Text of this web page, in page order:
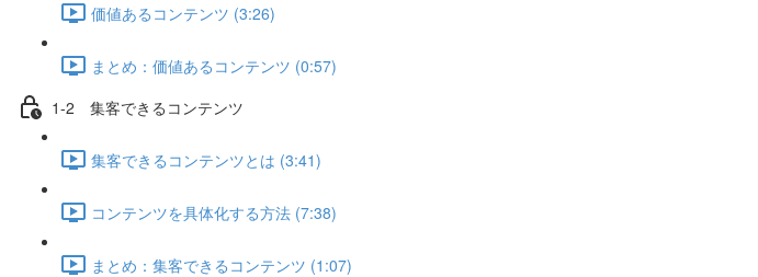
価値あるコンテンツ (3:26)
まとめ：価値あるコンテンツ (0:57)
1-2 集客できるコンテンツ
集客できるコンテンツとは (3:41)
コンテンツを具体化する方法 (7:38)
まとめ：集客できるコンテンツ (1:07)